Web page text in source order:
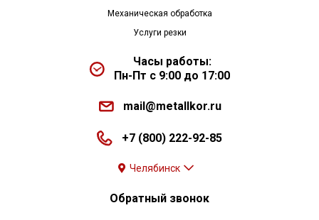
Механическая обработка
Услуги резки
Часы работы:
Пн-Пт с 9:00 до 17:00
mail@metallkor.ru
+7 (800) 222-92-85
Челябинск
Обратный звонок